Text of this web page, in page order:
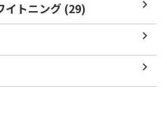
イトニング (29)